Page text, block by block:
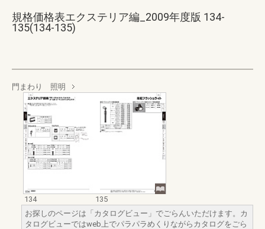
規格価格表エクステリア編_2009年度版 134-
135(134-135)
門まわり 照明
134
135
お探しのページは「カタログビュー」でごらんいただけます。カ
タログビューではweb上でパラパラめくりながらカタログをごら